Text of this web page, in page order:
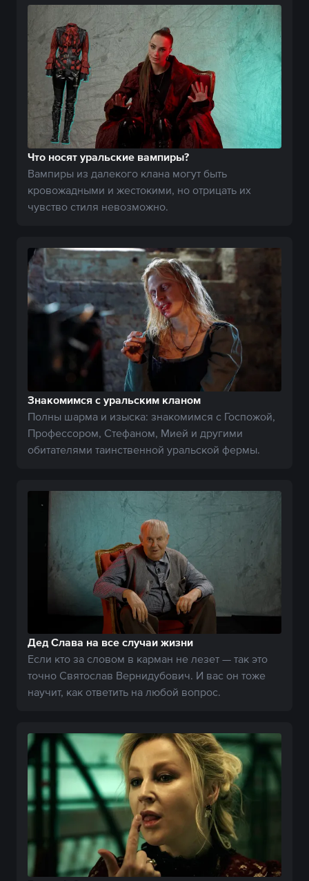
Что носят уральские вампиры?
Вампиры из далекого клана могут быть
кровожадными и жестокими, но отрицать их
чувство стиля невозможно.
Знакомимся с уральским кланом
Полны шарма и изыска: знакомимся с Госпожой,
Профессором, Стефаном, Мией и другими
обитателями таинственной уральской фермы.
Дед Слава на все случаи жизни
Если кто за словом в карман не лезет — так это
точно Святослав Вернидубович. И вас он тоже
научит, как ответить на любой вопрос.